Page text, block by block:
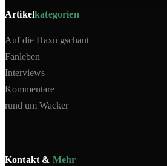
Artikelkategorien
Auf die Haxn gschaut
Fanleben
Interviews
Kommentare
rund um Wacker
Kontakt & Mehr